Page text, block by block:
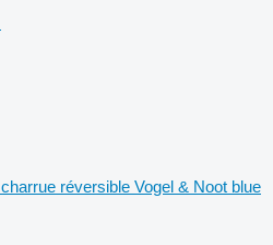
charrue réversible Vogel & Noot blue